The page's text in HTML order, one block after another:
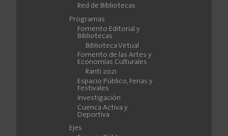
Red de Bibliotecas
Programas
Fomento Editorial y
Bibliotecas
Biblioteca Virtual
Fomento de las Artes y
Economías Culturales
Ranti 2021
Espacio Público, Ferias y
Festivales
Investigación
Cuenca Activa y
Deportiva
Ejes